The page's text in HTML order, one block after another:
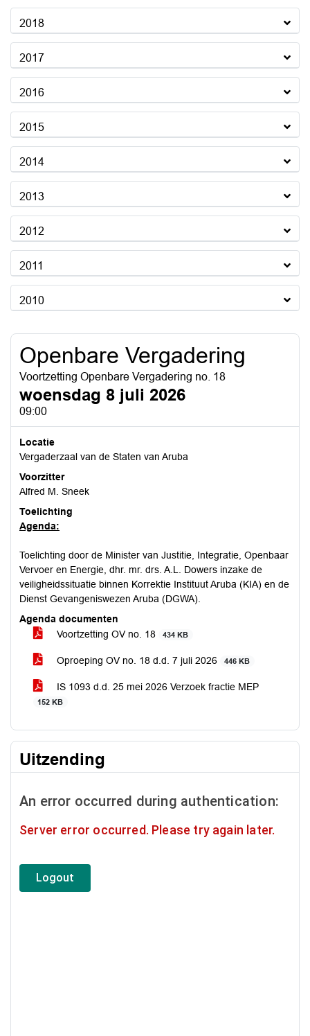
2018
2017
2016
2015
2014
2013
2012
2011
2010
Openbare Vergadering
Voortzetting Openbare Vergadering no. 18
woensdag 8 juli 2026
09:00
Locatie
Vergaderzaal van de Staten van Aruba
Voorzitter
Alfred M. Sneek
Toelichting
Agenda:
Toelichting door de Minister van Justitie, Integratie, Openbaar
Vervoer en Energie, dhr. mr. drs. A.L. Dowers inzake de
veiligheidssituatie binnen Korrektie Instituut Aruba (KIA) en de
Dienst Gevangeniswezen Aruba (DGWA).
Agenda documenten
Voortzetting OV no. 18
434 KB
Oproeping OV no. 18 d.d. 7 juli 2026 446 KB
IS 1093 d.d. 25 mei 2026 Verzoek fractie MEP
152 KB
Uitzending